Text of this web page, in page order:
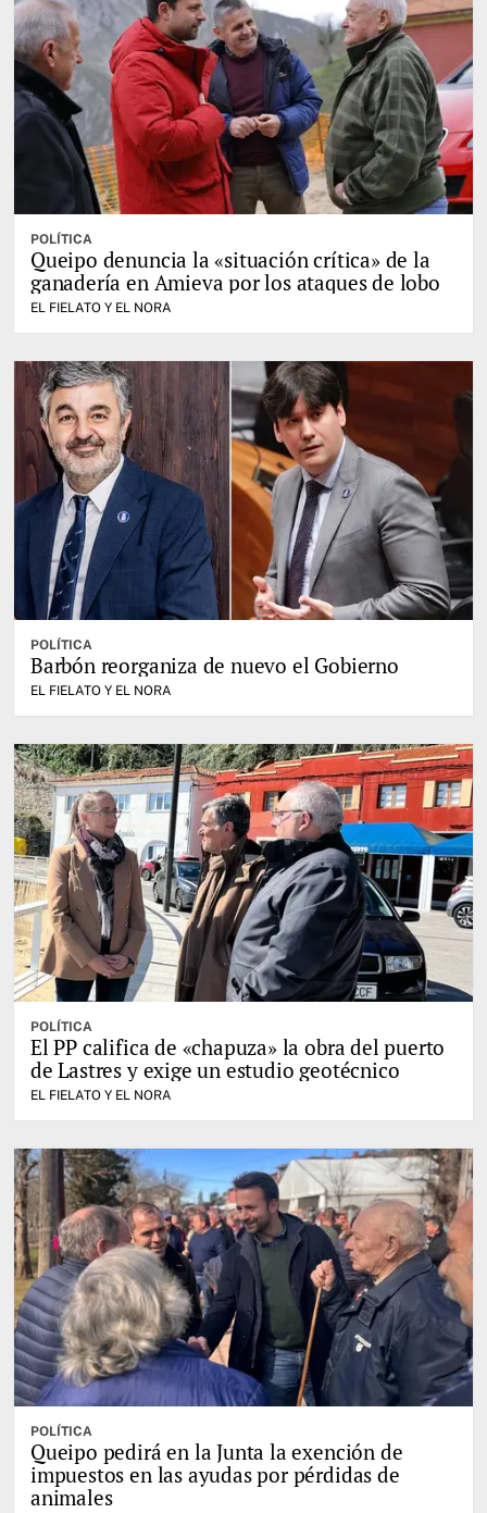
POLÍTICA
Queipo denuncia la «situación crítica» de la
ganadería en Amieva por los ataques de lobo
EL FIELATO Y EL NORA
POLÍTICA
Barbón reorganiza de nuevo el Gobierno
EL FIELATO Y EL NORA
POLÍTICA
El PP califica de «chapuza» la obra del puerto
de Lastres y exige un estudio geotécnico
EL FIELATO Y EL NORA
POLÍTICA
Queipo pedirá en la Junta la exención de
impuestos en las ayudas por pérdidas de
animales